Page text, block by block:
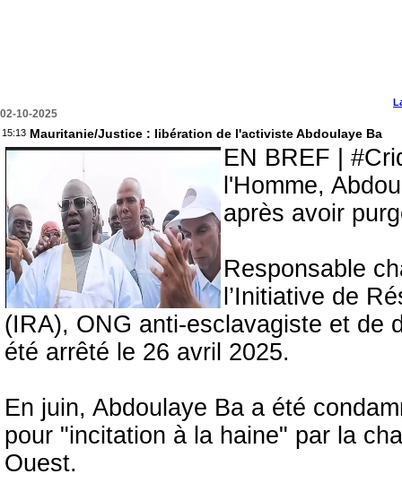
02-10-2025
15:13 Mauritanie/Justice : libération de l'activiste Abdoulaye Ba
EN BREF |
l'Homme,
après avoir
Responsable
l’Initiative de
(IRA), ONG anti-esclavagiste et de
été arrêté le 26 avril 2025.
En juin, Abdoulaye Ba a été
pour "incitation à la haine" par la
Ouest.